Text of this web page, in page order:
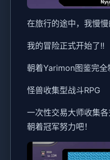
在旅行的途中，我慢
我的冒险正式开始了!!
朝着Yarimon图鉴完全
怪兽收集型战斗RPG
一次性交易大师收集
朝着冠军努力吧！